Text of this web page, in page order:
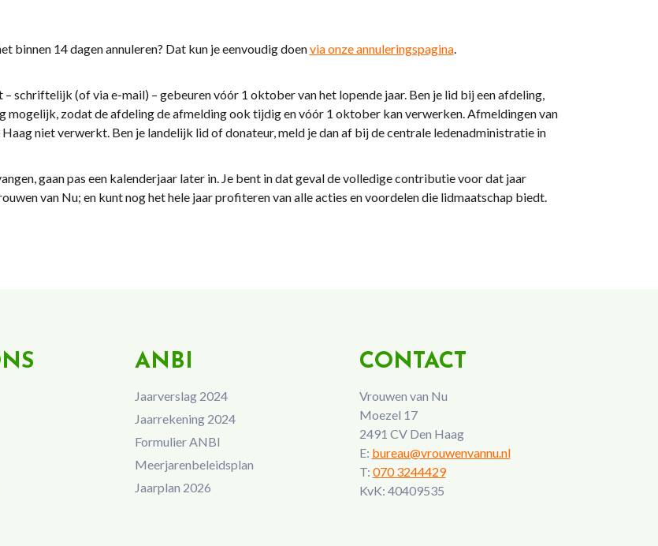
binnen 14 dagen annuleren? Dat kun je eenvoudig doenvia onze annuleringspagina.
schriftelijk (of via e-mail) – gebeuren vóór 1 oktober van het lopende jaar. Ben je lid bij een afdeling,
mogelijk, zodat de afdeling de afmelding ook tijdig en vóór 1 oktober kan verwerken. Afmeldingen van
niet verwerkt. Ben je landelijk lid of donateur, meld je dan af bij de centrale ledenadministratie in
gaan pas een kalenderjaar later in. Je bent in dat geval de volledige contributie voor dat jaar
van Nu; en kunt nog het hele jaar profiteren van alle acties en voordelen die lidmaatschap biedt.
ANBI
Jaarverslag 2024
Jaarrekening 2024
Formulier ANBI
Meerjarenbeleidsplan
Jaarplan 2026
CONTACT
Vrouwen van Nu
Moezel 17
2491 CV Den Haag
E: bureau@vrouwenvannu.nl
T: 070 3244429
KvK: 40409535